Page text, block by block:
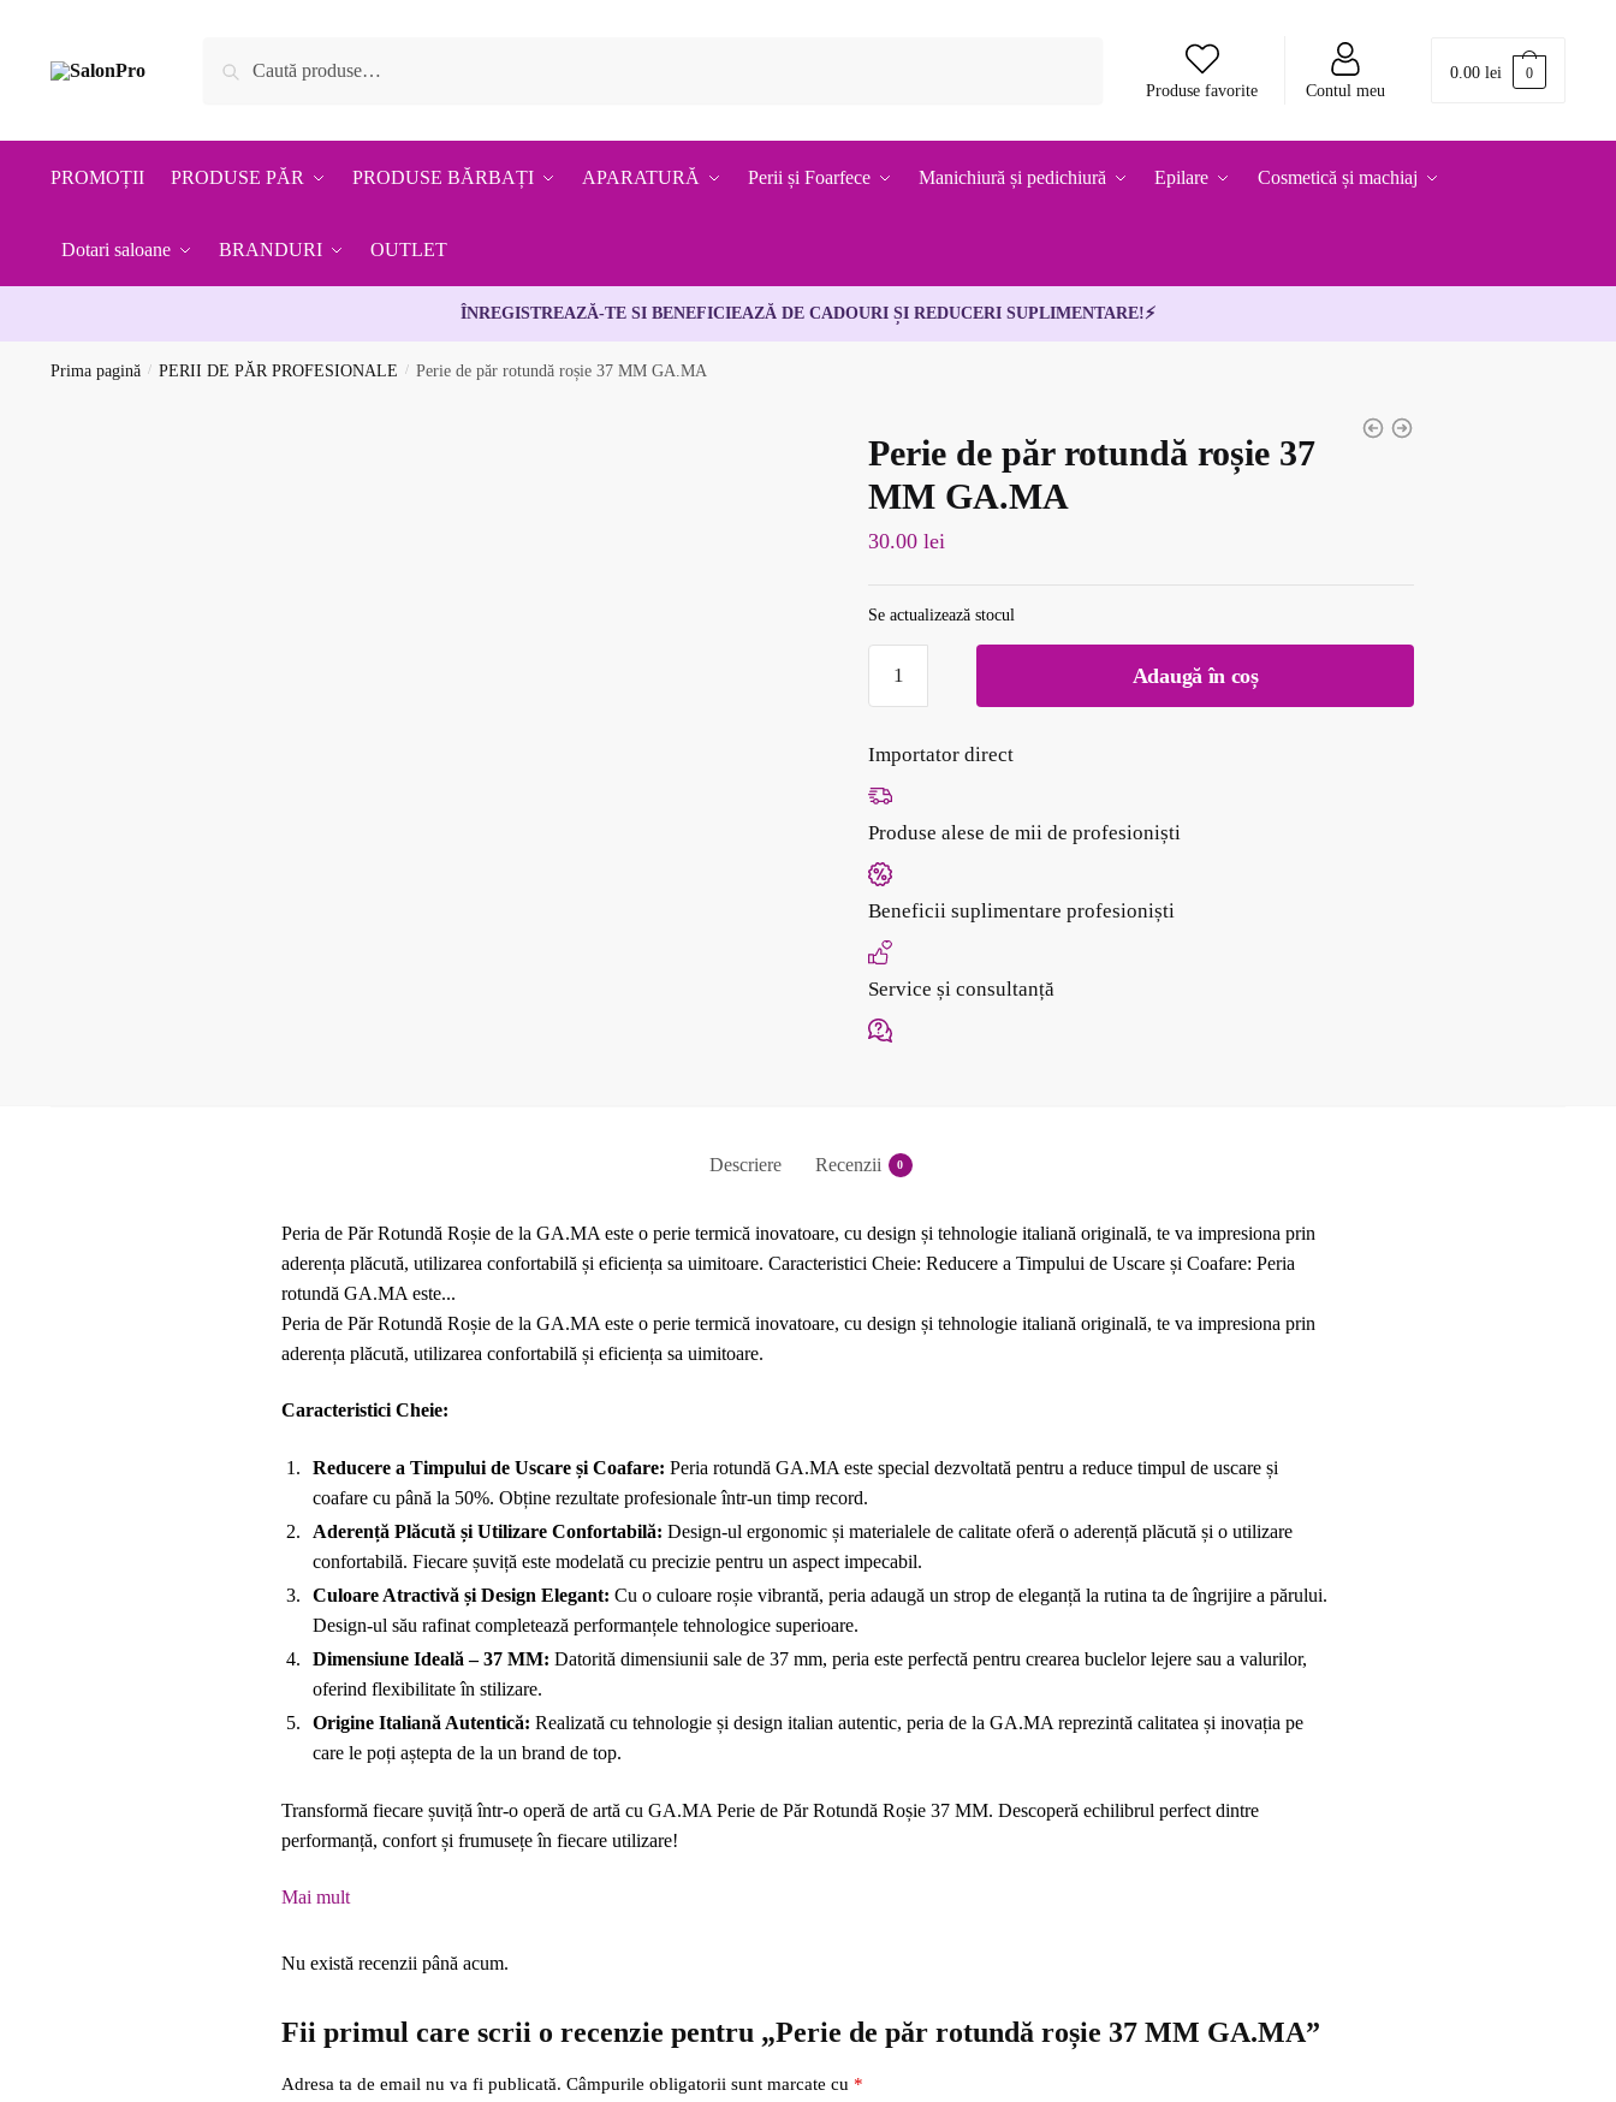
navigation
content
după:
Produse favorite Contul meu
0.00lei 0
PROMOȚII PRODUSE PĂR PRODUSE BĂRBAȚI APARATURĂ Perii și Foarfece Manichiură și pedichiură Epilare Cosmetică și machiaj
Dotari saloane BRANDURI OUTLET
ÎNREGISTREAZĂ-TE SI BENEFICIEAZĂ DE CADOURI ȘI REDUCERI SUPLIMENTARE!⚡
Prima pagină / PERII DE PĂR PROFESIONALE / Perie de păr rotundă roșie 37 MM GA.MA
Perie de păr rotundă roșie 37
MM GA.MA
30.00lei
Se actualizează stocul
Perie
păr
roșie
37
MM
GA.MA
Adaugă în coș
Importator direct
Produse alese de mii de profesioniști
Beneficii suplimentare profesioniști
Service și consultanță
Descriere Recenzii 0
Peria de Păr Rotundă Roșie de la GA.MA este o perie termică inovatoare, cu design și tehnologie italiană originală, te va impresiona prin
aderența plăcută, utilizarea confortabilă și eficiența sa uimitoare. Caracteristici Cheie: Reducere a Timpului de Uscare și Coafare: Peria
rotundă GA.MA este...
Peria de Păr Rotundă Roșie de la GA.MA este o perie termică inovatoare, cu design și tehnologie italiană originală, te va impresiona prin
aderența plăcută, utilizarea confortabilă și eficiența sa uimitoare.
Caracteristici Cheie:
Reducere a Timpului de Uscare și Coafare: Peria rotundă GA.MA este special dezvoltată pentru a reduce timpul de uscare și
coafare cu până la 50%. Obține rezultate profesionale într-un timp record.
Aderență Plăcută și Utilizare Confortabilă: Design-ul ergonomic și materialele de calitate oferă o aderență plăcută și o utilizare
confortabilă. Fiecare șuviță este modelată cu precizie pentru un aspect impecabil.
Culoare Atractivă și Design Elegant: Cu o culoare roșie vibrantă, peria adaugă un strop de eleganță la rutina ta de îngrijire a părului.
Design-ul său rafinat completează performanțele tehnologice superioare.
Dimensiune Ideală – 37 MM: Datorită dimensiunii sale de 37 mm, peria este perfectă pentru crearea buclelor lejere sau a valurilor,
oferind flexibilitate în stilizare.
Origine Italiană Autentică: Realizată cu tehnologie și design italian autentic, peria de la GA.MA reprezintă calitatea și inovația pe
care le poți aștepta de la un brand de top.
Transformă fiecare șuviță într-o operă de artă cu GA.MA Perie de Păr Rotundă Roșie 37 MM. Descoperă echilibrul perfect dintre
performanță, confort și frumusețe în fiecare utilizare!
Mai mult
Nu există recenzii până acum.
Fii primul care scrii o recenzie pentru „Perie de păr rotundă roșie 37 MM GA.MA”
Adresa ta de email nu va fi publicată. Câmpurile obligatorii sunt marcate cu *